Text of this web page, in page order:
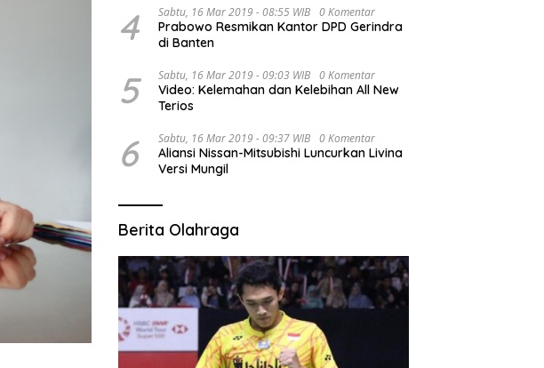
4 Sabtu, 16 Mar 2019 - 08:55 WIB 0 Komentar
Prabowo Resmikan Kantor DPD Gerindra
di Banten
5 Sabtu, 16 Mar 2019 - 09:03 WIB 0 Komentar
Video: Kelemahan dan Kelebihan All New
Terios
6 Sabtu, 16 Mar 2019 - 09:37 WIB 0 Komentar
Aliansi Nissan-Mitsubishi Luncurkan Livina
Versi Mungil
Berita Olahraga